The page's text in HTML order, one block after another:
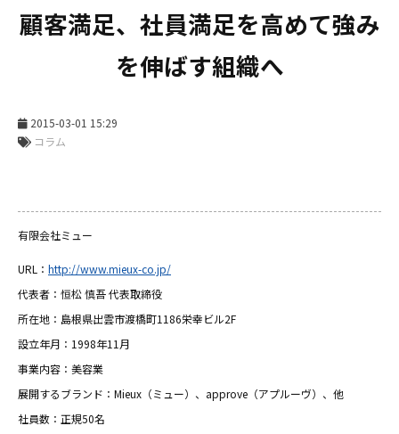
ニュース
顧客満足、社員満足を高めて強み
を伸ばす組織へ
2015-03-01 15:29
コラム
有限会社ミュー
URL： http://www.mieux-co.jp/
代表者：恒松 慎吾 代表取締役
所在地：島根県出雲市渡橋町1186栄幸ビル2F
設立年月：1998年11月
事業内容：美容業
展開するブランド：Mieux（ミュー）、approve（アプルーヴ）、他
社員数：正規50名